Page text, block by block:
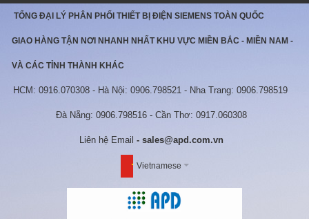
TỔNG ĐẠI LÝ PHÂN PHỐI THIẾT BỊ ĐIỆN SIEMENS TOÀN QUỐC
GIAO HÀNG TẬN NƠI NHANH NHẤT KHU VỰC MIỀN BẮC - MIỀN NAM -
VÀ CÁC TỈNH THÀNH KHÁC
HCM: 0916.070308 - Hà Nội: 0906.798521 - Nha Trang: 0906.798519
Đà Nẵng: 0906.798516 - Cần Thơ: 0917.060308
Liên hệ Email - sales@apd.com.vn
Vietnamese